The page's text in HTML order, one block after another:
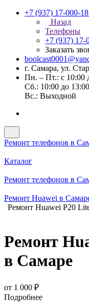
+7 (937) 17-000-18
Назад
Телефоны
+7 (937) 17-
Заказать
г. Самара, ул.
Пн. – Пт.: с 10:00
Сб.: 10:00 до 13:00
Вс.: Выходной
Ремонт телефонов в
Каталог
Ремонт телефонов в
Ремонт Huawei в
Ремонт Huawei P20
Ремонт
в Самаре
от 1 000 ₽
Подробнее